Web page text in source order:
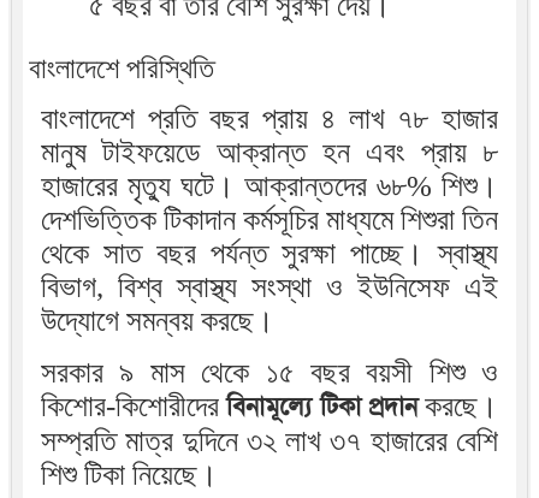
বাংলাদেশে পরিস্থিতি
বাংলাদেশে প্রতি বছর প্রায় ৪ লাখ ৭৮ হাজার
মানুষ টাইফয়েডে আক্রান্ত হন এবং প্রায় ৮
হাজারের মৃত্যু ঘটে। আক্রান্তদের ৬৮% শিশু।
দেশভিত্তিক টিকাদান কর্মসূচির মাধ্যমে শিশুরা তিন
থেকে সাত বছর পর্যন্ত সুরক্ষা পাচ্ছে। স্বাস্থ্য
বিভাগ, বিশ্ব স্বাস্থ্য সংস্থা ও ইউনিসেফ এই
উদ্যোগে সমন্বয় করছে।
সরকার ৯ মাস থেকে ১৫ বছর বয়সী শিশু ও
কিশোর-কিশোরীদেরবিনামূল্যে টিকা প্রদানকরছে।
সম্প্রতি মাত্র দুদিনে ৩২ লাখ ৩৭ হাজারের বেশি
শিশু টিকা নিয়েছে।